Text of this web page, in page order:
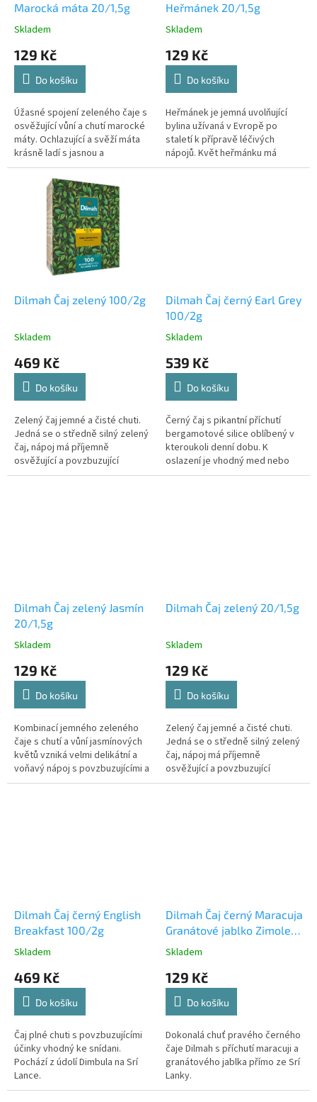
e
m
o
c
h
o
d
ě
Marocká máta 20/1,5g
Skladem
129 Kč
Do košíku
Úžasné spojení zeleného čaje s
osvěžující vůní a chutí marocké
máty. Ochlazující a svěží máta
krásně ladí s jasnou a
nezaměnitelnou chutí zeleného
čaje ze srílanského regionu...
Heřmánek 20/1,5g
Skladem
129 Kč
Do košíku
Heřmánek je jemná uvolňující
bylina užívaná v Evropě po
staletí k přípravě léčivých
nápojů. Květ heřmánku má
povznášející aroma. Často se
Dilmah Čaj zelený 100/2g
Skladem
469 Kč
Do košíku
Zelený čaj jemné a čisté chuti.
Jedná se o středně silný zelený
čaj, nápoj má příjemně
osvěžující a povzbuzující
účinky.
Dilmah Čaj černý Earl Grey
100/2g
Skladem
539 Kč
Do košíku
Černý čaj s pikantní příchutí
bergamotové silice oblíbený v
kteroukoli denní dobu. K
oslazení je vhodný med nebo
hnědý cukr.
Dilmah Čaj zelený Jasmín
20/1,5g
Skladem
129 Kč
Do košíku
Kombinací jemného zeleného
čaje s chutí a vůní jasmínových
květů vzniká velmi delikátní a
voňavý nápoj s povzbuzujícími a
osvěžujícími účinky.
Dilmah Čaj zelený 20/1,5g
Skladem
129 Kč
Do košíku
Zelený čaj jemné a čisté chuti.
Jedná se o středně silný zelený
čaj, nápoj má příjemně
osvěžující a povzbuzující
účinky.
Dilmah Čaj černý English
Breakfast 100/2g
Skladem
469 Kč
Do košíku
Čaj plné chuti s povzbuzujícími
účinky vhodný ke snídani.
Pochází z údolí Dimbula na Srí
Lance.
Dilmah Čaj černý Maracuja
Granátové jablko Zimolez
20/2g
Skladem
129 Kč
Do košíku
Dokonalá chuť pravého černého
čaje Dilmah s příchutí maracuji a
granátového jablka přímo ze Srí
Lanky.